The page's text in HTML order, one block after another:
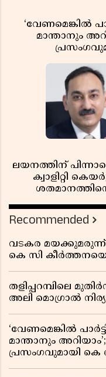
‘വേണമെങ്കിൽ
മാന്താനും
ലയനത്തിന്
ക്വാളിറ്റി
Recommended
വടകര
കെ സി കീർത്തനയെ
തളിപ്പറമ്പിലെ
അലി മൊഗ്രാൽ
‘വേണമെങ്കിൽ
മാന്താനും
പ്രസംഗവുമായി കെ